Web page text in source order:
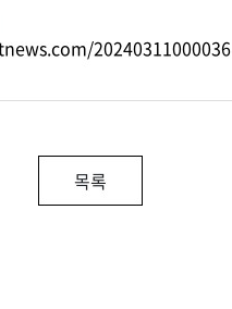
20240311000036
목록